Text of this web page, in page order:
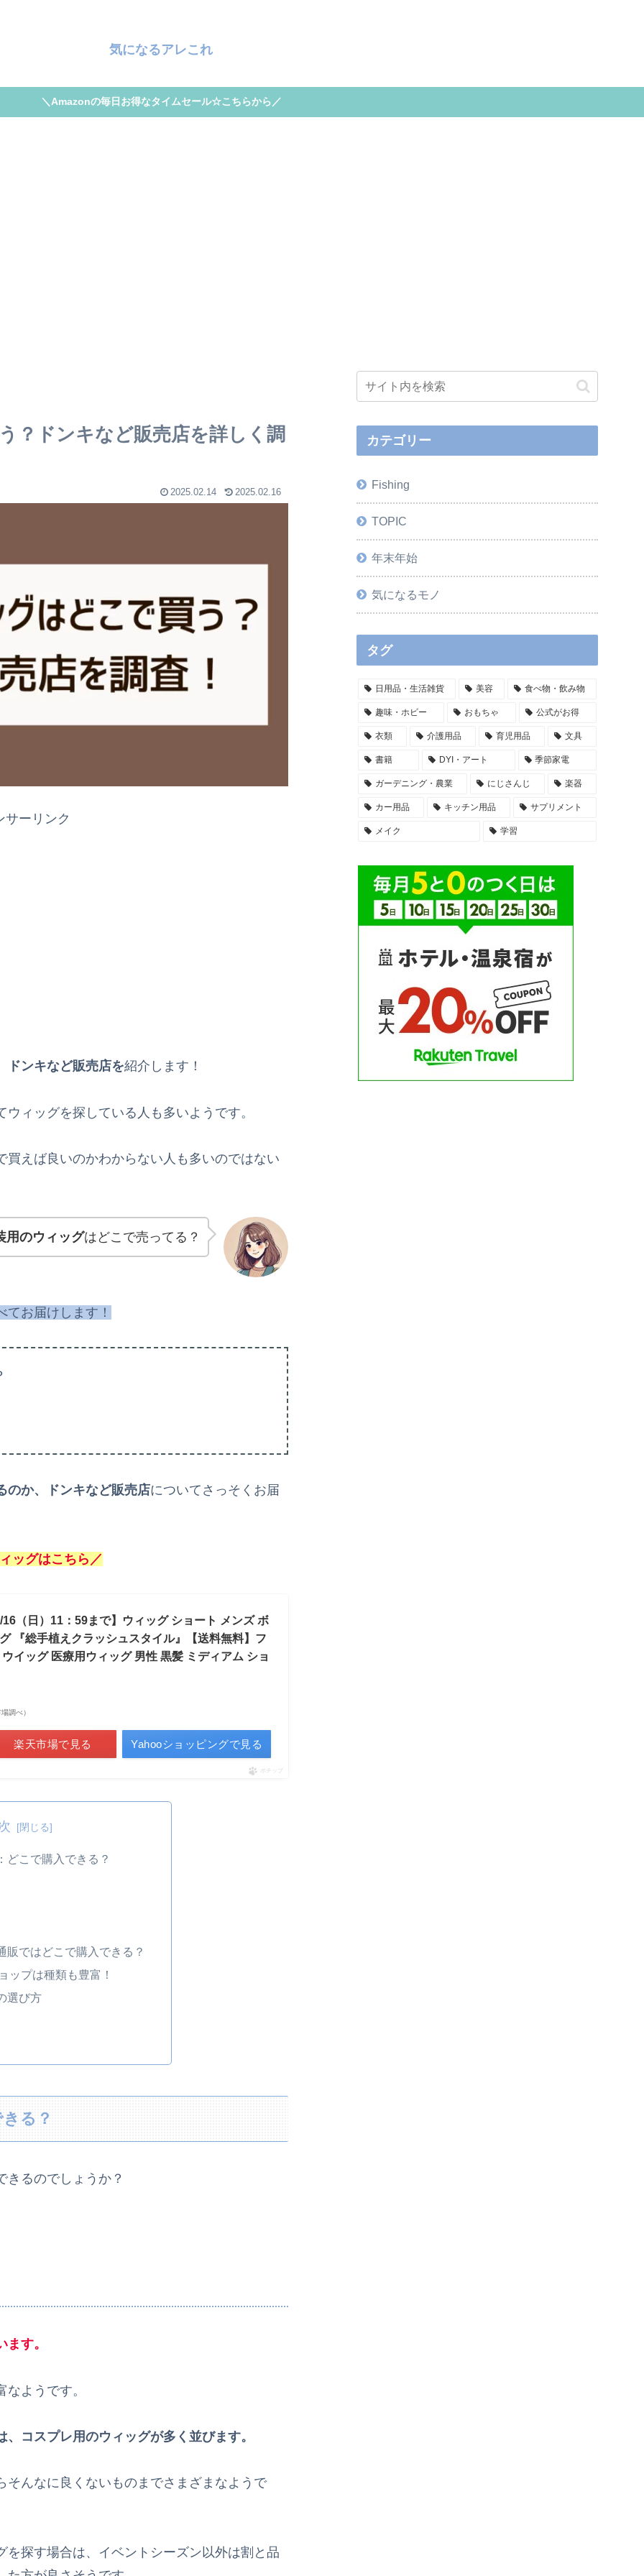
気になるアレこれ
＼Amazonの毎日お得なタイムセール☆こちらから／
？ドンキなど販売店を詳しく調
2025.02.14 2025.02.16
サーリンク
ドンキなど販売店を紹介します！
ィッグを探している人も多いようです。
えば良いのかわからない人も多いのではない
用のウィッグはどこで売ってる？
お届けします！
のか、ドンキなど販売店についてさっそくお届
ッグはこちら／
（日）11：59まで】ウィッグ ショート メンズ ボ
『総手植えクラッシュスタイル』【送料無料】フ
イッグ 医療用ウィッグ 男性 黒髪 ミディアム ショ
調べ）
楽天市場で見る Yahooショッピングで見る
ポチップ
どこで購入できる？
販ではどこで購入できる？
ップは種類も豊富！
選び方
る？
きるのでしょうか？
す。
ようです。
コスプレ用のウィッグが多く並びます。
んなに良くないものまでさまざまなようで
探す場合は、イベントシーズン以外は割と品
カテゴリー
Fishing
TOPIC
年末年始
気になるモノ
タグ
日用品・生活雑貨 美容 食べ物・飲み物
趣味・ホビー おもちゃ 公式がお得
衣類 介護用品 育児用品 文具
書籍 DYI・アート 季節家電
ガーデニング・農業 にじさんじ 楽器
カー用品 キッチン用品 サプリメント
メイク 学習